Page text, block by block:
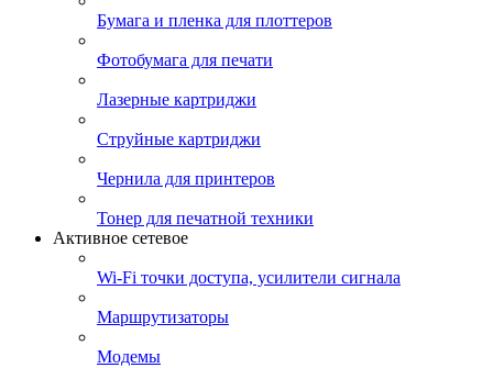
Бумага и пленка для плоттеров
Фотобумага для печати
Лазерные картриджи
Струйные картриджи
Чернила для принтеров
Тонер для печатной техники
Активное сетевое
Wi-Fi точки доступа, усилители сигнала
Маршрутизаторы
Модемы